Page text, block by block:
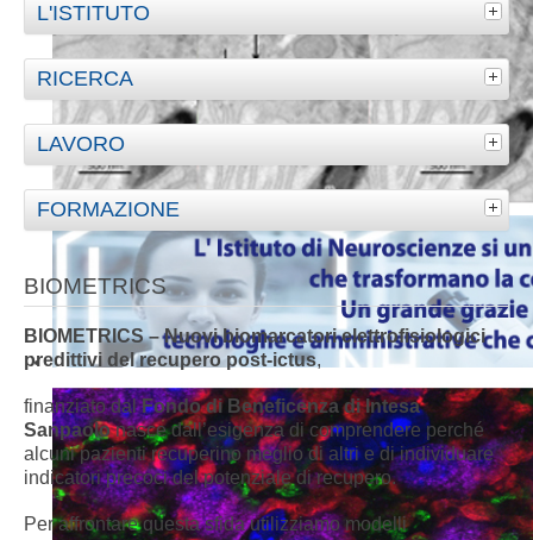
L'ISTITUTO
RICERCA
LAVORO
FORMAZIONE
BIOMETRICS
BIOMETRICS – Nuovi biomarcatori elettrofisiologici
predittivi del recupero post-ictus,
finanziato dalFondo di Beneficenza di Intesa
Sanpaolonasce dall’esigenza di comprendere perché
alcuni pazienti recuperino meglio di altri e di individuare
indicatori precoci del potenziale di recupero.
Per affrontare questa sfida utilizziamo modelli